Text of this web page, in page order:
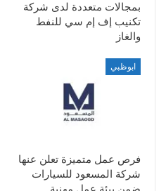
بمجالات متعددة لدى شركة
تكنيب إف إم سي للنفط
والغاز
ابوظبي
فرص عمل متميزة تعلن عنها
شركة المسعود للسيارات